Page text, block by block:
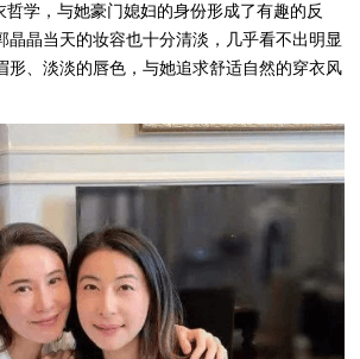
学，与她豪门媳妇的身份形成了有趣的反
晶晶当天的妆容也十分清淡，几乎看不出明显
形、淡淡的唇色，与她追求舒适自然的穿衣风